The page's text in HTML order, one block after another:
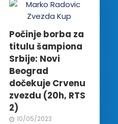
Počinje borba za
titulu šampiona
Srbije: Novi
Beograd
dočekuje Crvenu
zvezdu (20h, RTS
2)
10/05/2023